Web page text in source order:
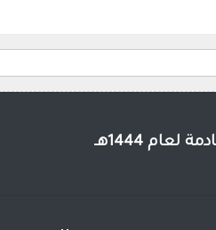
1444هـ